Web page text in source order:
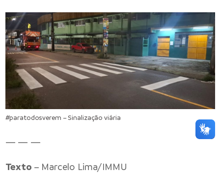
#paratodosverem – Sinalização viária
— — —
Texto – Marcelo Lima/IMMU